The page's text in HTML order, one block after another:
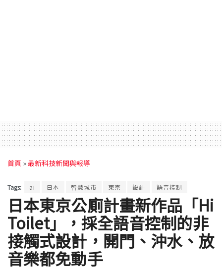
首頁 »最新科技新聞與報導
Tags: ai 日本 智慧城市 東京 設計 語音控制
日本東京公廁計畫新作品「Hi
Toilet」，採全語音控制的非
接觸式設計，開門、沖水、放
音樂都免動手